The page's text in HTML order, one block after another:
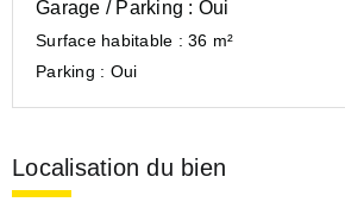
Garage / Parking : Oui
Surface habitable : 36 m²
Parking : Oui
Localisation du bien